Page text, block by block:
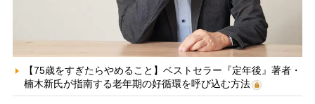
【75歳をすぎたらやめること】ベストセラー『定年後』著者・
楠木新氏が指南する老年期の好循環を呼び込む方法